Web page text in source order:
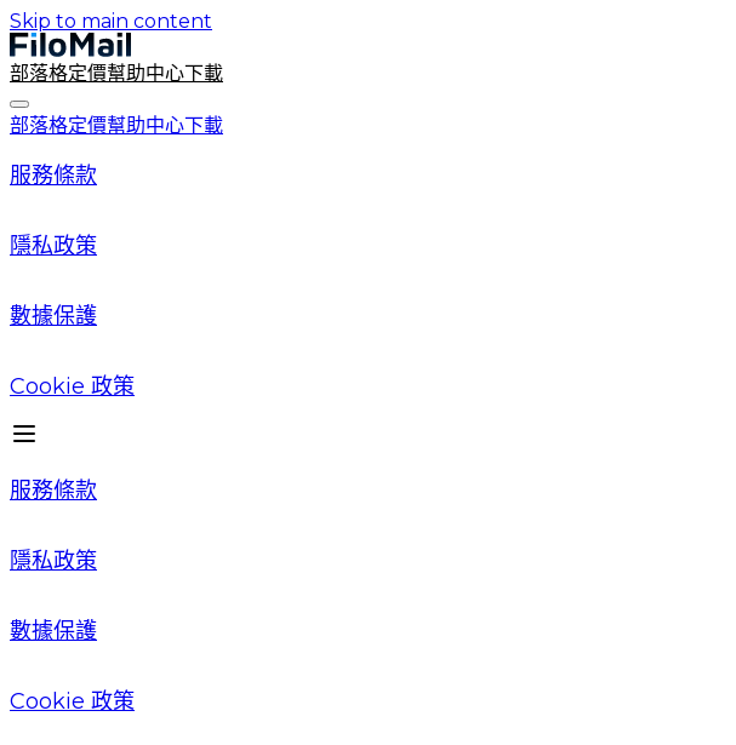
Skip to main content
部落格定價幫助中心下載
部落格定價幫助中心下載
服務條款
隱私政策
數據保護
Cookie 政策
服務條款
隱私政策
數據保護
Cookie 政策